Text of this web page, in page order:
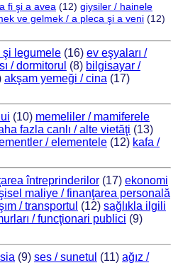
fi şi a avea (12) giysiler / hainele
ve gelmek / a pleca şi a veni (12)
şi legumele (16) ev eşyaları /
/ dormitorul (8) bilgisayar /
akşam yemeği / cina (17)
(10) memeliler / mamiferele
fazla canlı / alte vietăţi (13)
/ elementele (12) kafa /
întreprinderilor (17) ekonomi
maliye / finanţarea personală
/ transportul (12) sağlıkla ilgili
/ funcţionari publici (9)
(9) ses / sunetul (11) ağız /